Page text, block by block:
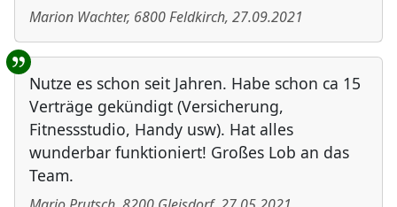
Marion Wachter, 6800Feldkirch, 27.09.2021
Nutze es schon seit Jahren. Habe schon ca 15
Verträge gekündigt (Versicherung,
Fitnessstudio, Handy usw). Hat alles
wunderbar funktioniert! Großes Lob an das
Team.